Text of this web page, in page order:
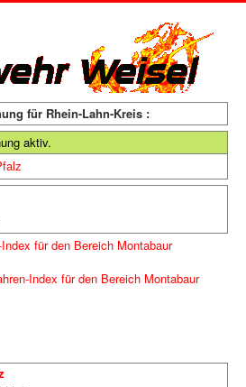
für Rhein-Lahn-Kreis :
aktiv.